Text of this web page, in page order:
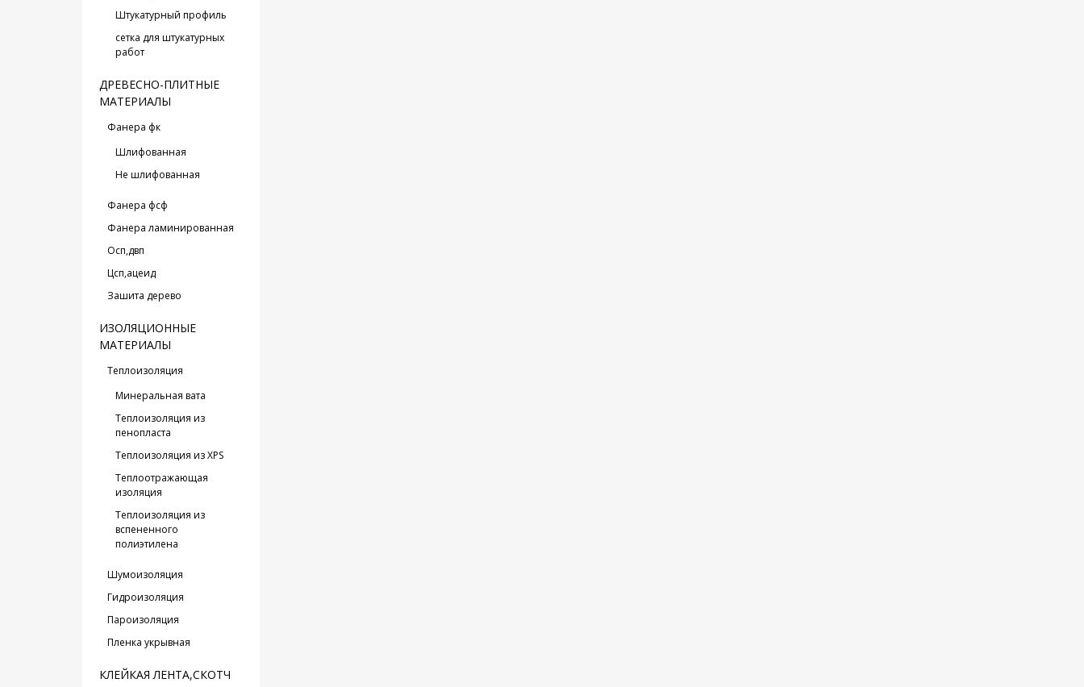
Штукатурный профиль
сетка для штукатурных
работ
ДРЕВЕСНО-ПЛИТНЫЕ
МАТЕРИАЛЫ
Фанера фк
Шлифованная
Не шлифованная
Фанера фсф
Фанера ламинированная
Oсп,двп
Цсп,ацеид
Зашита дерево
ИЗОЛЯЦИОННЫЕ
МАТЕРИАЛЫ
Теплоизоляция
Минеральная вата
Теплоизоляция из
пенопласта
Теплоизоляция из XPS
Теплоотражающая
изоляция
Теплоизоляция из
вспененного
полиэтилена
Шумоизоляция
Гидроизоляция
Пароизоляция
Пленка укрывная
КЛЕЙКАЯ ЛЕНТА,СКОТЧ